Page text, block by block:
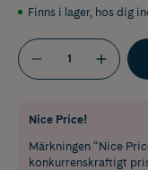
Finns i lager, hos dig
Nice Price!
Märkningen “Nice
konkurrenskraftigt